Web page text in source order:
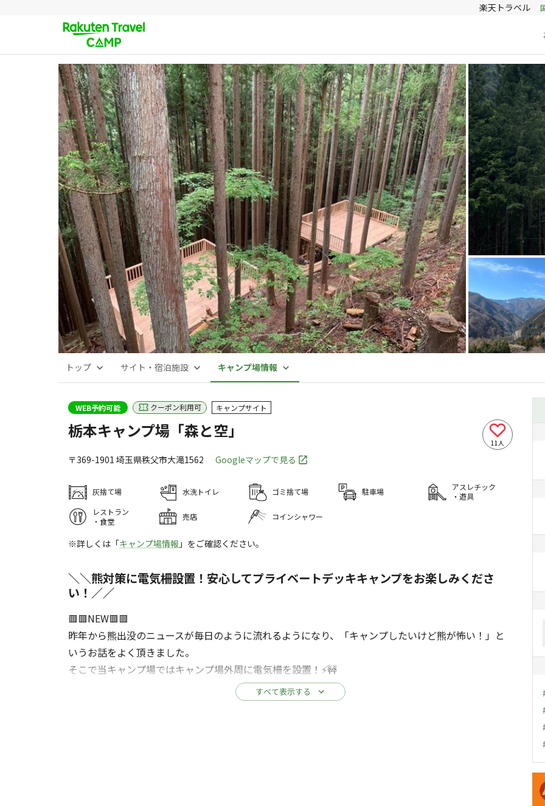
楽天トラベル
トップ サイト・宿泊施設 キャンプ場情報
WEB予約可能 クーポン利用可 キャンプサイト
栃本キャンプ場「森と空」
11人
〒369-1901 埼玉県秩父市大滝1562 Googleマップで見る
灰捨て場 水洗トイレ ゴミ捨て場 駐車場
アスレチック
・遊具
レストラン
・食堂
売店 コインシャワー
※詳しくは「キャンプ場情報 」をご確認ください。
＼＼熊対策に電気柵設置！安心してプライベートデッキキャンプをお楽しみくださ
い！／／
🟥🟥NEW🟥🟥
昨年から熊出没のニュースが毎日のように流れるようになり、「キャンプしたいけど熊が怖い！」と
いうお話をよく頂きました。
そこで当キャンプ場ではキャンプ場外周に電気柵を設置！⚡🚧
どうぞ安心してプライベートキャンプを楽しみください！
すべて表示する
キ